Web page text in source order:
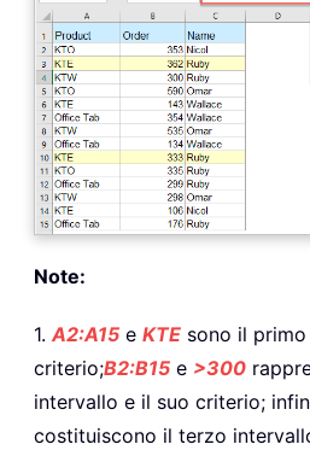
Note:
1. A2:A15 e KTE sono il
criterio;B2:B15 e >300
intervallo e il suo criterio;
costituiscono il terzo